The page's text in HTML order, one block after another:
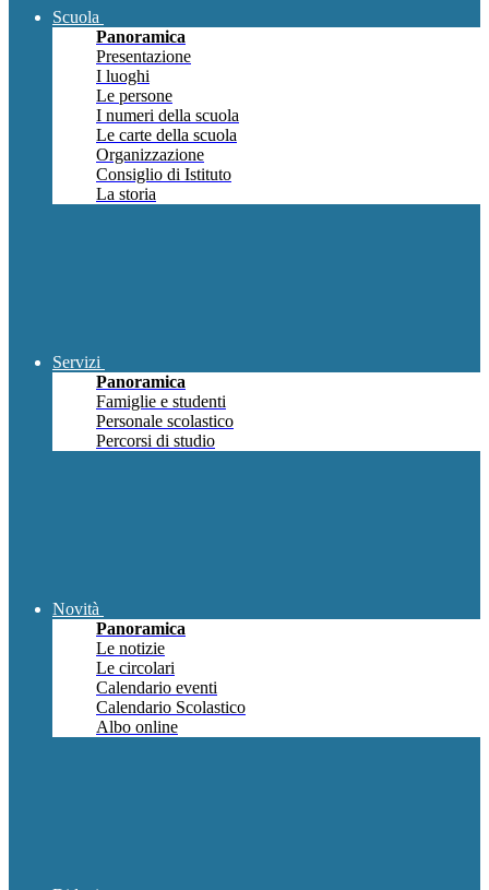
Scuola
Panoramica
Presentazione
I luoghi
Le persone
I numeri della scuola
Le carte della scuola
Organizzazione
Consiglio di Istituto
La storia
Servizi
Panoramica
Famiglie e studenti
Personale scolastico
Percorsi di studio
Novità
Panoramica
Le notizie
Le circolari
Calendario eventi
Calendario Scolastico
Albo online